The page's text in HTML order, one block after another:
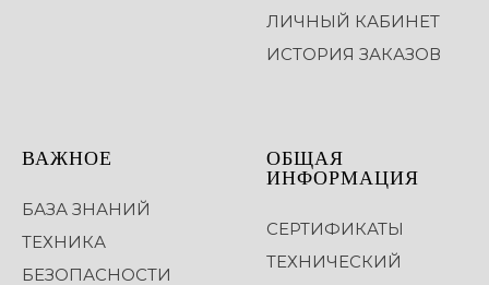
ЛИЧНЫЙ КАБИНЕТ
ИСТОРИЯ ЗАКАЗОВ
ВАЖНОЕ
БАЗА ЗНАНИЙ
ТЕХНИКА
БЕЗОПАСНОСТИ
ОБЩАЯ
ИНФОРМАЦИЯ
СЕРТИФИКАТЫ
ТЕХНИЧЕСКИЙ